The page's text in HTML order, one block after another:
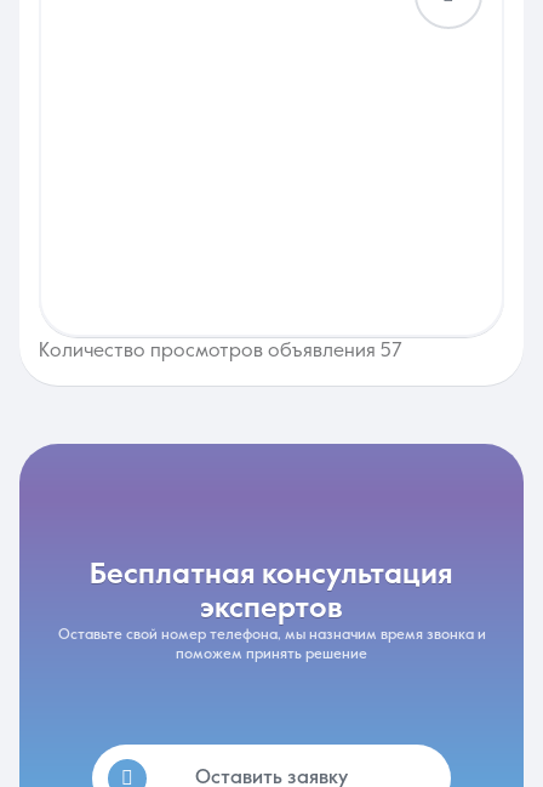
Количество просмотров объявления 57
бесплатная консультация
экспертов
Оставьте свой номер телефона, мы назначим время звонка и
поможем принять решение
Оставить заявку